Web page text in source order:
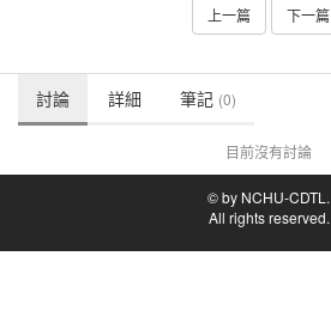
上一篇 下一篇
討論 詳細 筆記 (0)
目前沒有討論
© by NCHU-CDTL.
All rights reserved.